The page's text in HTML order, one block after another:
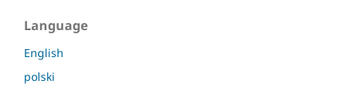
Language
English
polski